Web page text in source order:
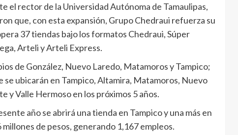
el rector de la Universidad Autónoma de Tamaulipas,
que, con esta expansión, Grupo Chedraui refuerza su
37 tiendas bajo los formatos Chedraui, Súper
Arteli y Arteli Express.
de González, Nuevo Laredo, Matamoros y Tampico;
ubicarán en Tampico, Altamira, Matamoros, Nuevo
y Valle Hermoso en los próximos 5 años.
año se abrirá una tienda en Tampico y una más en
de pesos, generando 1,167 empleos.